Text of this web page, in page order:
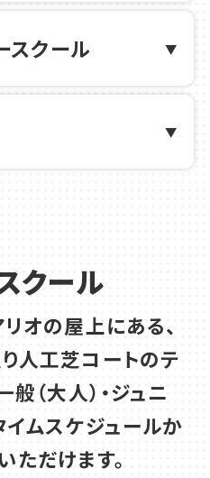
ダブルス大会のお
症対策について
レッスン 受講生募
スクール
クール
オの屋上にある、
人工芝コートのテ
般（大人）・ジュニ
イムスケジュールか
ただけます。